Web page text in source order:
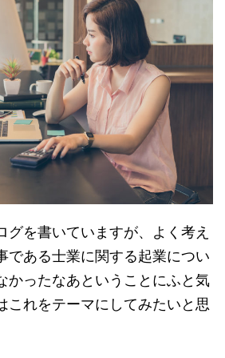
を書いていますが、よく考え
である士業に関する起業につい
かったなあということにふと気
これをテーマにしてみたいと思